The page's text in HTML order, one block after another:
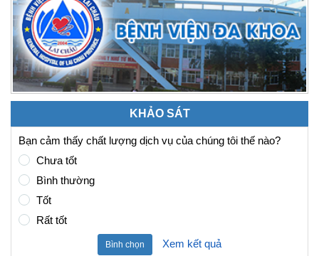
KHẢO SÁT
Bạn cảm thấy chất lượng dịch vụ của chúng tôi thế nào?
Chưa tốt
Bình thường
Tốt
Rất tốt
Bình chọn Xem kết quả